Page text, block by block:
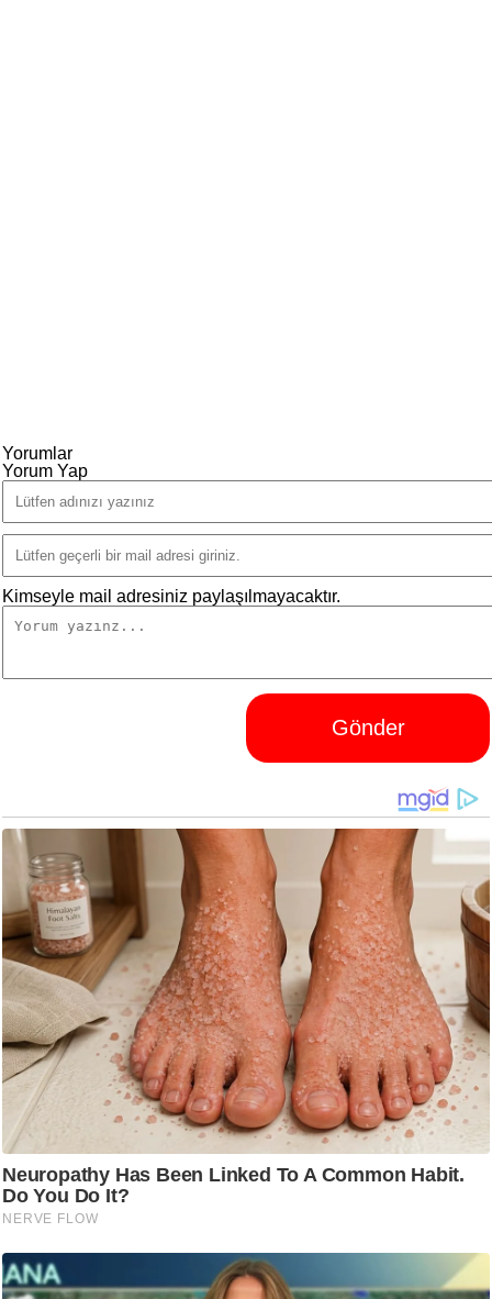
Yorumlar
Yorum Yap
Kimseyle mail adresiniz paylaşılmayacaktır.
Gönder